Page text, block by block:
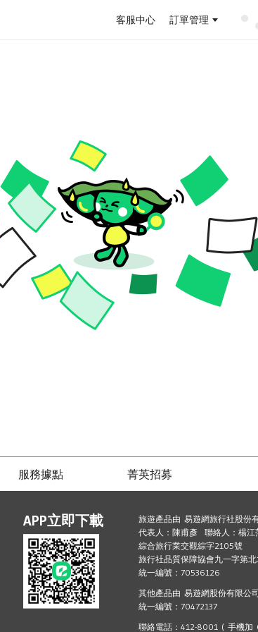
客服中心 訂單管理
服務據點 菁英招募
APP立即下載
旅遊產品由 易遊網旅行社股份
代表人：陳甫彥 聯絡人：楊江
綜合旅行業交觀綜字2105號
旅行社品質保障協會九一字第
統一編號：70536126
其他產品由 易遊網股份有限公
統一編號：70472137
聯絡電話：412-8001 ( 手機加